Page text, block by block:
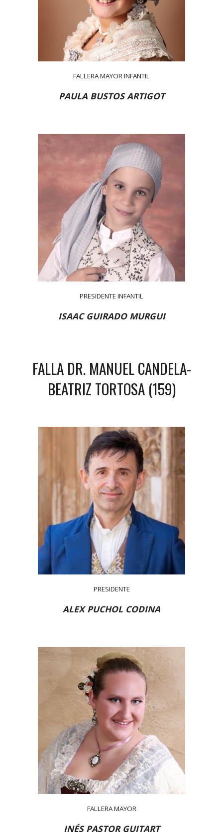
FALLERA MAYOR INFANTIL
PAULA BUSTOS ARTIGOT
PRESIDENTE INFANTIL
ISAAC GUIRADO MURGUI
FALLA DR. MANUEL CANDELA-
BEATRIZ TORTOSA (159)
PRESIDENTE
ALEX PUCHOL CODINA
FALLERA MAYOR
INÉS PASTOR GUITART